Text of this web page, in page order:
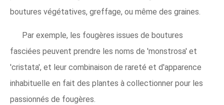
boutures végétatives, greffage, ou même des graines.
Par exemple, les fougères issues de boutures
fasciées peuvent prendre les noms de 'monstrosa' et
'cristata', et leur combinaison de rareté et d'apparence
inhabituelle en fait des plantes à collectionner pour les
passionnés de fougères.